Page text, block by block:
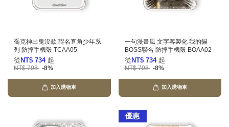
喬克神出鬼沒款 聯名直角少年系
列 防摔手機殼 TCAA05
從 NT$ 734 起
NT$ 798 -8%
加入購物車
一句漫畫風 文字客製化 我的貓
BOSS聯名 防摔手機殼 BOAA02
從 NT$ 734 起
NT$ 798 -8%
加入購物車
優惠